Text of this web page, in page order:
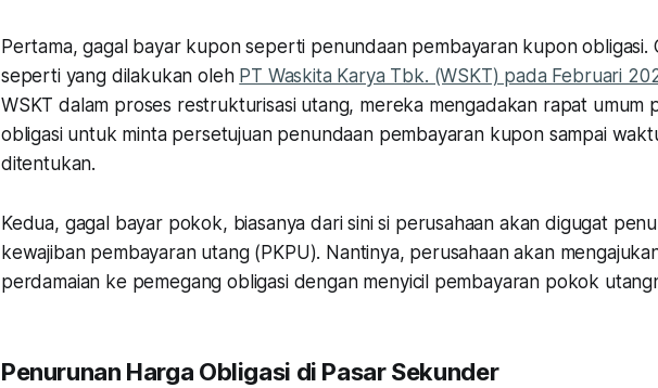
Pertama, gagal bayar kupon seperti penundaan pembayaran kupon obligasi.
seperti yang dilakukan oleh PT Waskita Karya Tbk. (WSKT) pada Februari
WSKT dalam proses restrukturisasi utang, mereka mengadakan rapat umum
obligasi untuk minta persetujuan penundaan pembayaran kupon sampai
ditentukan.
Kedua, gagal bayar pokok, biasanya dari sini si perusahaan akan digugat
kewajiban pembayaran utang (PKPU). Nantinya, perusahaan akan
perdamaian ke pemegang obligasi dengan menyicil pembayaran pokok
Penurunan Harga Obligasi di Pasar Sekunder